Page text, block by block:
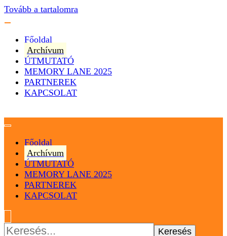
Tovább a tartalomra
Főoldal
Archívum
ÚTMUTATÓ
MEMORY LANE 2025
PARTNEREK
KAPCSOLAT
Magyar Hip Hop Archívum
Magyarország
Főoldal
Archívum
ÚTMUTATÓ
MEMORY LANE 2025
PARTNEREK
KAPCSOLAT
Keresés: